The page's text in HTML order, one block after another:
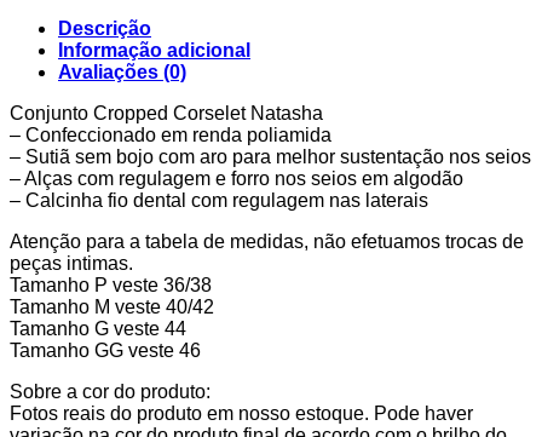
Descrição
Informação adicional
Avaliações (0)
Conjunto Cropped Corselet Natasha
– Confeccionado em renda poliamida
– Sutiã sem bojo com aro para melhor sustentação nos seios
– Alças com regulagem e forro nos seios em algodão
– Calcinha fio dental com regulagem nas laterais
Atenção para a tabela de medidas, não efetuamos trocas de
peças intimas.
Tamanho P veste 36/38
Tamanho M veste 40/42
Tamanho G veste 44
Tamanho GG veste 46
Sobre a cor do produto:
Fotos reais do produto em nosso estoque. Pode haver